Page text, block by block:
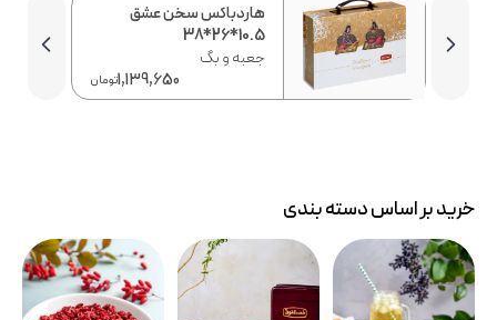
هاردباکس سخن عشق
10.5*26*38
جعبه و بگ
1,139,650تومان
خرید بر اساس دسته بندی